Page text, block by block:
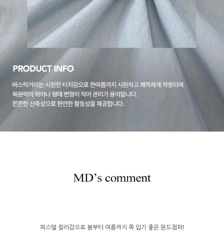
파스텔 컬러감으로 봄부터 여름까지 쭉 입기 좋은 윈드점퍼!